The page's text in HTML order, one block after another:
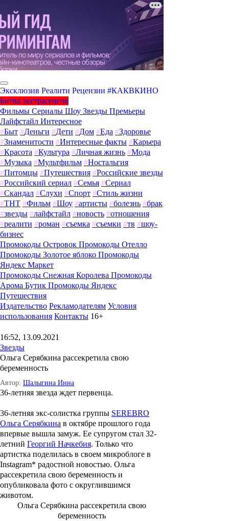
Эксклюзив Реалити Рецензии #КАКВКИНО
Битва экстрасенсов
Фильмы Сериалы Шоу Звезды Премьеры
Лайфстайл Интересное
#Быт #Деньги #Дети #Дом #Еда #Здоровье
#Знаменитости #Интересные факты #Карьера
#Красота #Культура #Личная жизнь #Мода
#Музыка #Мультфильм #Ностальгия
#Питомцы #Путешествия #Российские звезды
#Российский сериал #Семья #Сериал
#Скандал #Слухи #Спорт #Стиль жизни
#ТНТ #Фильм #Шоу #артисты #болезнь #брак
#звезды #лайфстайл #новость #отношения
#реалити #роман #съемка #съемки #тв #шоу-
бизнес
Промокоды Островок Промокоды Отелло
Промокоды Золотое яблоко Промокоды
Яндекс Маркет
Промокоды Снежная Королева Промокоды
Арома Бутик Промокоды Яндекс
Путешествия
Издательство Рекламодателям Условия
использования Контакты 16+
16:52, 13.09.2021
Звезды
Ольга Серябкина рассекретила свою
беременность
Автор: Шалыгина Инна
36-летняя звезда ждет первенца.
36-летняя экс-солистка группы SEREBRO
Ольга Серябкина в октябре прошлого года
впервые вышла замуж. Ее супругом стал 32-
летний Георгий Начкебия. Только что
артистка поделилась в своем микроблоге в
Instagram* радостной новостью. Ольга
рассекретила свою беременность и
опубликовала фото с округлившимся
животом.
Ольга Серябкина рассекретила свою
беременность